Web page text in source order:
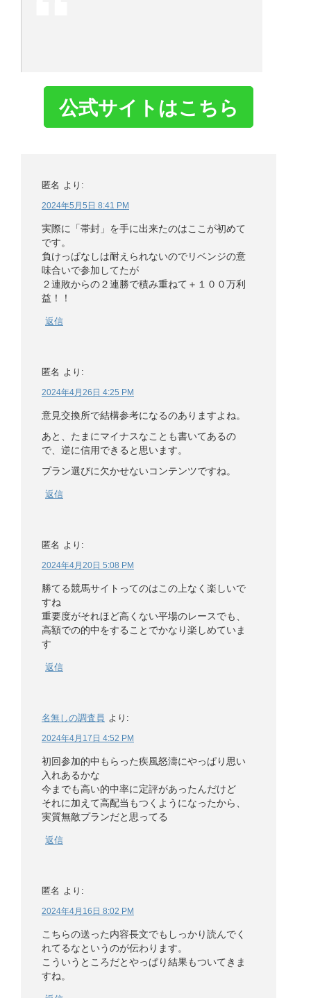
公式サイトはこちら
匿名 より:
2024年5月5日 8:41 PM
実際に「帯封」を手に出来たのはここが初めて
です。
負けっぱなしは耐えられないのでリベンジの意
味合いで参加してたが
２連敗からの２連勝で積み重ねて＋１００万利
益！！
返信
匿名 より:
2024年4月26日 4:25 PM
意見交換所で結構参考になるのありますよね。
あと、たまにマイナスなことも書いてあるの
で、逆に信用できると思います。
プラン選びに欠かせないコンテンツですね。
返信
匿名 より:
2024年4月20日 5:08 PM
勝てる競馬サイトってのはこの上なく楽しいで
すね
重要度がそれほど高くない平場のレースでも、
高額での的中をすることでかなり楽しめていま
す
返信
名無しの調査員 より:
2024年4月17日 4:52 PM
初回参加的中もらった疾風怒濤にやっぱり思い
入れあるかな
今までも高い的中率に定評があったんだけど
それに加えて高配当もつくようになったから、
実質無敵プランだと思ってる
返信
匿名 より:
2024年4月16日 8:02 PM
こちらの送った内容長文でもしっかり読んでく
れてるなというのが伝わります。
こういうところだとやっぱり結果もついてきま
すね。